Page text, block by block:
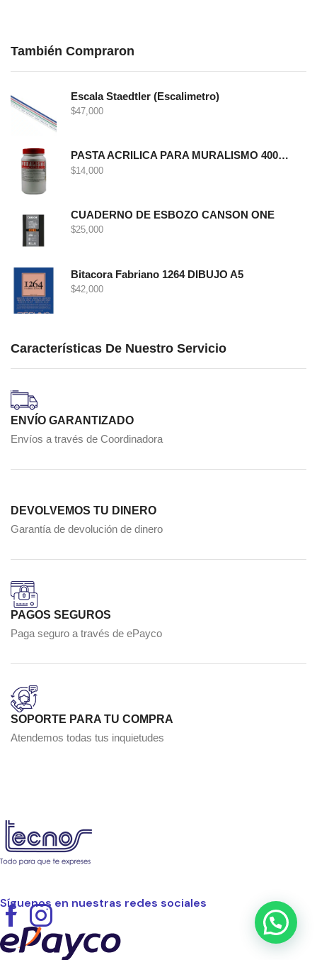
También Compraron
Escala Staedtler (Escalimetro)
$47,000
PASTA ACRILICA PARA MURALISMO 400 GRS
$14,000
CUADERNO DE ESBOZO CANSON ONE
$25,000
Bitacora Fabriano 1264 DIBUJO A5
$42,000
Características De Nuestro Servicio
ENVÍO GARANTIZADO
Envíos a través de Coordinadora
DEVOLVEMOS TU DINERO
Garantía de devolución de dinero
PAGOS SEGUROS
Paga seguro a través de ePayco
SOPORTE PARA TU COMPRA
Atendemos todas tus inquietudes
Síguenos en nuestras redes sociales
Facebook
Instagram